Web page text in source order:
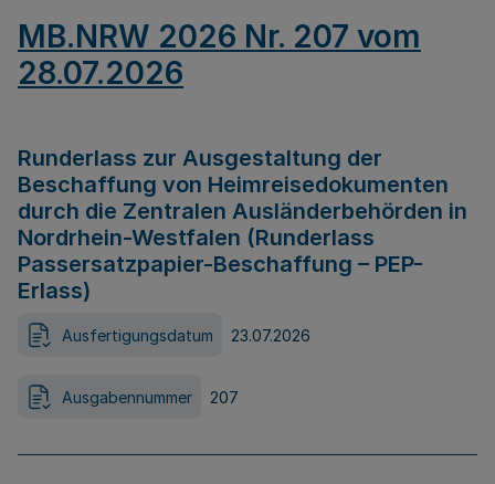
MB.NRW 2026 Nr. 207 vom
28.07.2026
Runderlass zur Ausgestaltung der
Beschaffung von Heimreisedokumenten
durch die Zentralen Ausländerbehörden in
Nordrhein-Westfalen (Runderlass
Passersatzpapier-Beschaffung – PEP-
Erlass)
Ausfertigungsdatum 23.07.2026
Ausgabennummer 207